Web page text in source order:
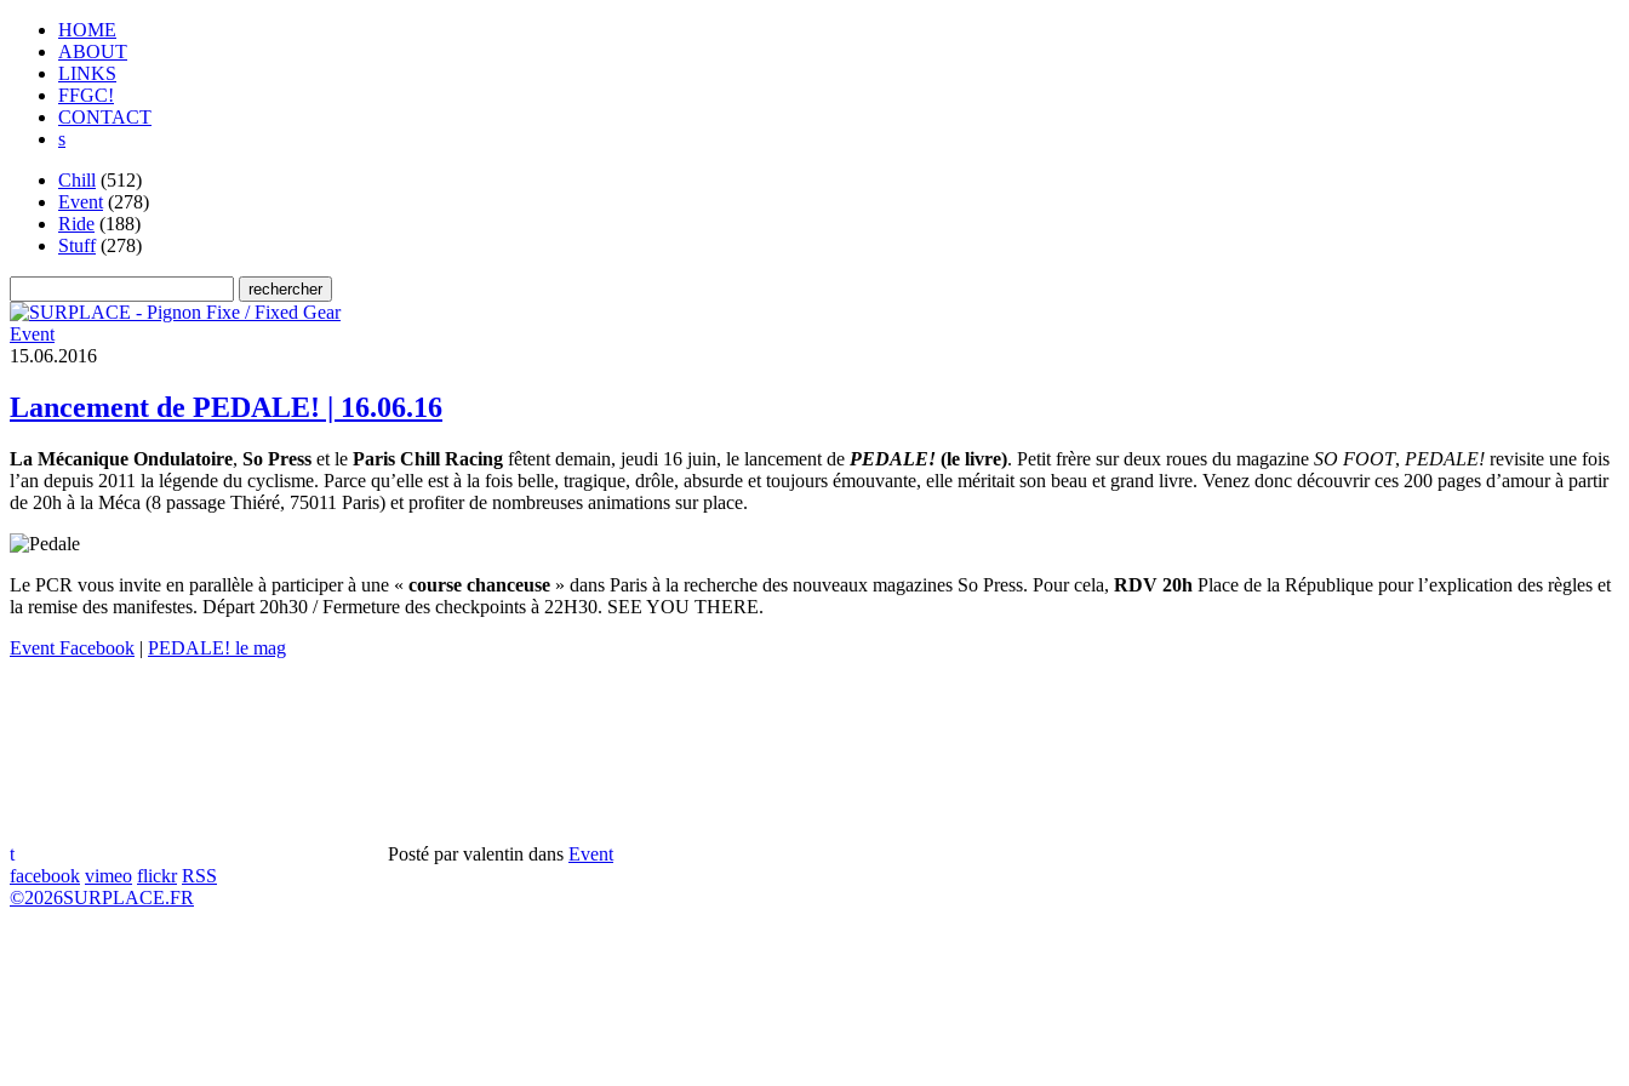
HOME
ABOUT
LINKS
FFGC!
CONTACT
s
Chill (512)
Event (278)
Ride (188)
Stuff(278)
Event
1 5.06.2016
Lancement de PEDALE! | 16.06.16
La Mécanique Ondulatoire, So Press et le Paris Chill Racing fêtent demain, jeudi 16 juin, le lancement de PEDALE! (le livre). Petit frère sur deux roues du magazine SO FOOT, PEDALE! revisite une fois
l’an depuis 2011 la légende du cyclisme. Parce qu’elle est à la fois belle, tragique, drôle, absurde et toujours émouvante, elle méritait son beau et grand livre. Venez donc découvrir ces 200 pages d’amour à partir
de 20h à la Méca (8 passage Thiéré, 75011 Paris) et profiter de nombreuses animations sur place.
Le PCR vous invite en parallèle à participer à une « course chanceuse » dans Paris à la recherche des nouveaux magazines So Press. Pour cela, RDV 20h Place de la République pour l’explication des règles et
la remise des manifestes. Départ 20h30 / Fermeture des checkpoints à 22H30. SEE YOU THERE.
Event Facebook | PEDALE! le mag
t Posté parvalentin dans Event
facebook vimeo flickr RSS
©2026SURPLACE.FR